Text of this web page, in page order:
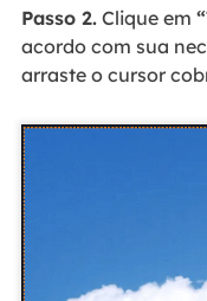
Passo 2.Clique em
acordo com sua
arraste o cursor